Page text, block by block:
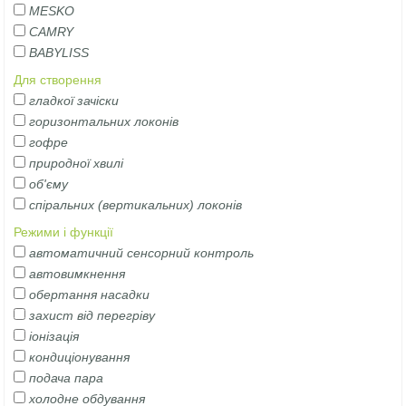
MESKO
CAMRY
BABYLISS
Для створення
гладкої зачіски
горизонтальних локонів
гофре
природної хвилі
об'єму
спіральних (вертикальних) локонів
Режими і функції
автоматичний сенсорний контроль
автовимкнення
обертання насадки
захист від перегріву
іонізація
кондиціонування
подача пара
холодне обдування